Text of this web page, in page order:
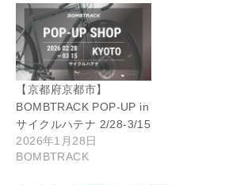
【京都府京都市】
BOMBTRACK POP-UP in
サイクルハテナ 2/28-3/15
2026年1月28日
BOMBTRACK